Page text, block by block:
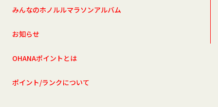
みんなのホノルルマラソンアルバム
お知らせ
OHANAポイントとは
ポイント/ランクについて